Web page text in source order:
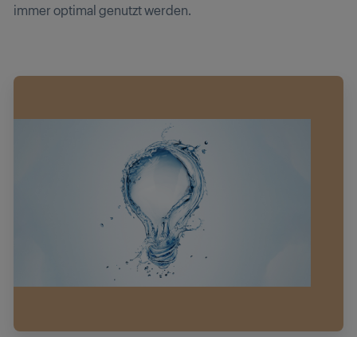
immer optimal genutzt werden.